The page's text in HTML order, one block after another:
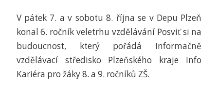
V pátek 7. a v sobotu 8. října se v Depu Plzeň
konal 6. ročník veletrhu vzdělávání Posviť si na
budoucnost, který pořádá Informačně
vzdělávací středisko Plzeňského kraje Info
Kariéra pro žáky 8. a 9. ročníků ZŠ.